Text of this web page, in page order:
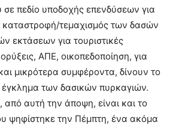
σε πεδίο υποδοχής επενδύσεων για
καταστροφή/τεμαχισμός των δασών
εκτάσεων για τουριστικές
ΑΠΕ, οικοπεδοποίηση, για
μικρότερα συμφέροντα, δίνουν το
έγκλημα των δασικών πυρκαγιών.
από αυτή την άποψη, είναι και το
ψηφίστηκε την Πέμπτη, ένα ακόμα